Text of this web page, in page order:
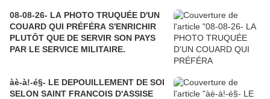
08-08-26- LA PHOTO TRUQUÉE D'UN
COUARD QUI PRÉFÉRA S'ENRICHIR
PLUTÔT QUE DE SERVIR SON PAYS
PAR LE SERVICE MILITAIRE.
àè-à!-é§- LE DEPOUILLEMENT DE SOI
SELON SAINT FRANCOIS D'ASSISE